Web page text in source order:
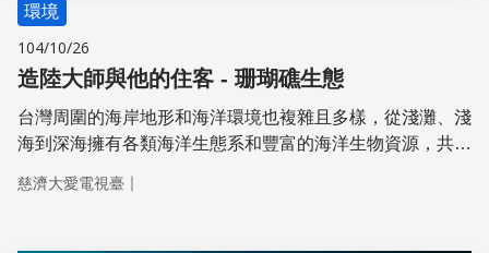
環境
104/10/26
造陸大師與他的住客 - 珊瑚礁生態
台灣周圍的海岸地形和海洋環境也複雜且多樣，從淺灘、淺
海到深海擁有各類海洋生態系和豐富的海洋生物資源，共同
系之一。 清澈的海水、燦爛穿透海面的陽光、水下和珊瑚
在這些自然條件配搭之下，熱帶珊瑚礁不論水下或是離水的
慈濟大愛電視臺 ｜